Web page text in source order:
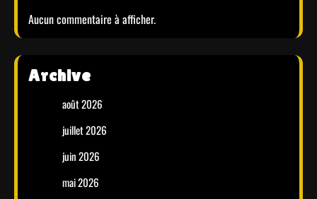
Aucun commentaire à afficher.
Archive
août 2026
juillet 2026
juin 2026
mai 2026